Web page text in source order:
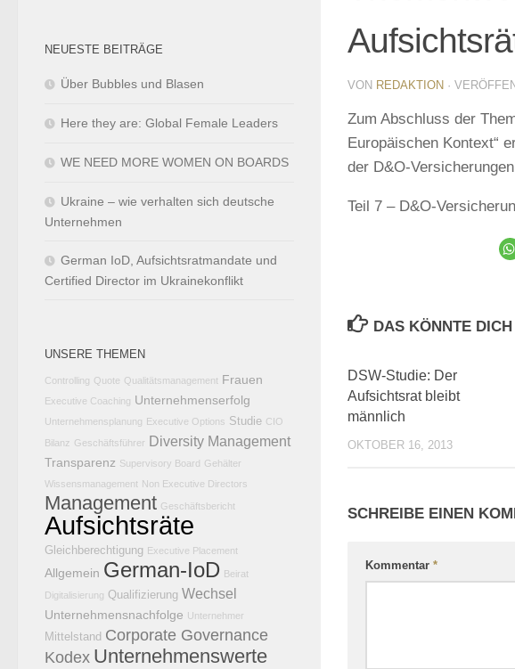
VON REDAKTION ·
Zum Abschluss der
Europäischen Kontext“
der D&O-
Teil 7 – D&O-
DAS KÖNNTE
DSW-Studie: Der
Aufsichtsrat bleibt
männlich
OKTOBER 16, 2013
SCHREIBE EINEN
Kommentar *
NEUESTE BEITRÄGE
Über Bubbles und Blasen
Here they are: Global Female Leaders
WE NEED MORE WOMEN ON BOARDS
Ukraine – wie verhalten sich deutsche
Unternehmen
German IoD, Aufsichtsratmandate und
Certified Director im Ukrainekonflikt
UNSERE THEMEN
Controlling Quote Qualitätsmanagement Frauen
Executive Coaching Unternehmenserfolg
Unternehmensplanung Executive Options Studie CIO
Bilanz Geschäftsführer Diversity Management
Transparenz Supervisory Board Gehälter
Wissensmanagement Non Executive Directors
Management Geschäftsbericht
Aufsichtsräte
Gleichberechtigung Executive Placement
Allgemein German-IoD Beirat
Digitalisierung Qualifizierung Wechsel
Unternehmensnachfolge Unternehmer
Mittelstand Corporate Governance
Kodex Unternehmenswerte